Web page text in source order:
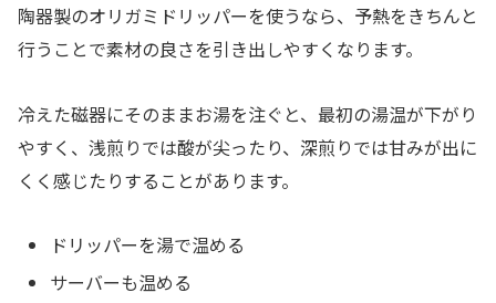
陶器製のオリガミドリッパーを使うなら、予熱をきちんと
行うことで素材の良さを引き出しやすくなります。
冷えた磁器にそのままお湯を注ぐと、最初の湯温が下がり
やすく、浅煎りでは酸が尖ったり、深煎りでは甘みが出に
くく感じたりすることがあります。
ドリッパーを湯で温める
サーバーも温める